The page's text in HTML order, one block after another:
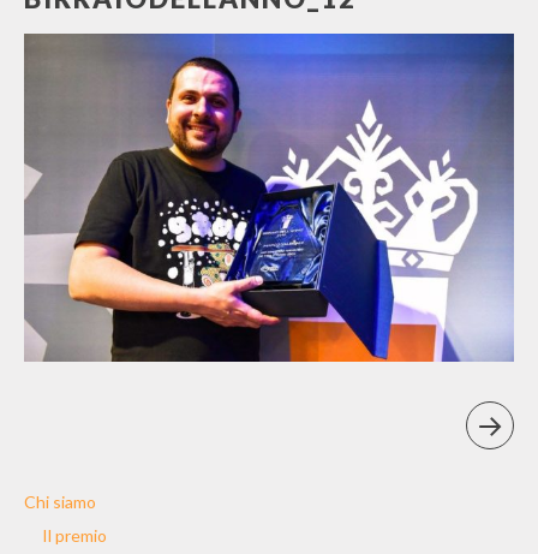
Chi siamo
Il premio